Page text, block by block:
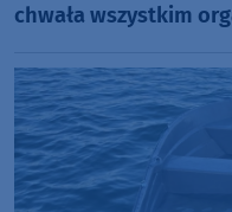
chwała wszystkim